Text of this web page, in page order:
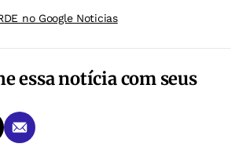
no Google Noticias
essa notícia com seus